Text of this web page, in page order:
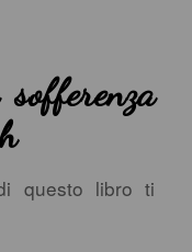
questo libro ti